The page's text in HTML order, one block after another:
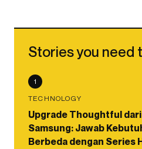
Stories you need
1
TECHNOLOGY
Upgrade Thoughtful dari
Samsung: Jawab
Berbeda dengan Series